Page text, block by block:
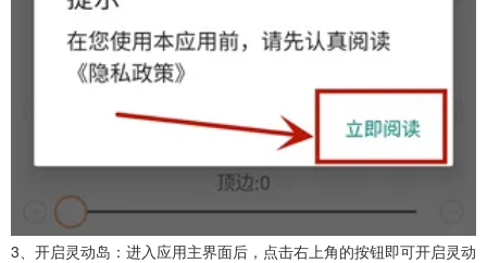
3、开启灵动岛：进入应用主界面后，点击右上角的按钮即可开启灵动